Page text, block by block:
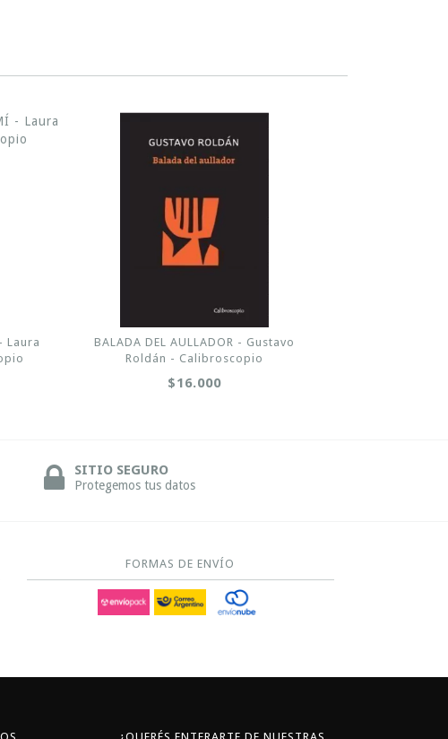
Laura
BALADA DEL AULLADOR - Gustavo
Roldán - Calibroscopio
$16.000
SITIO SEGURO
Protegemos tus datos
FORMAS DE ENVÍO